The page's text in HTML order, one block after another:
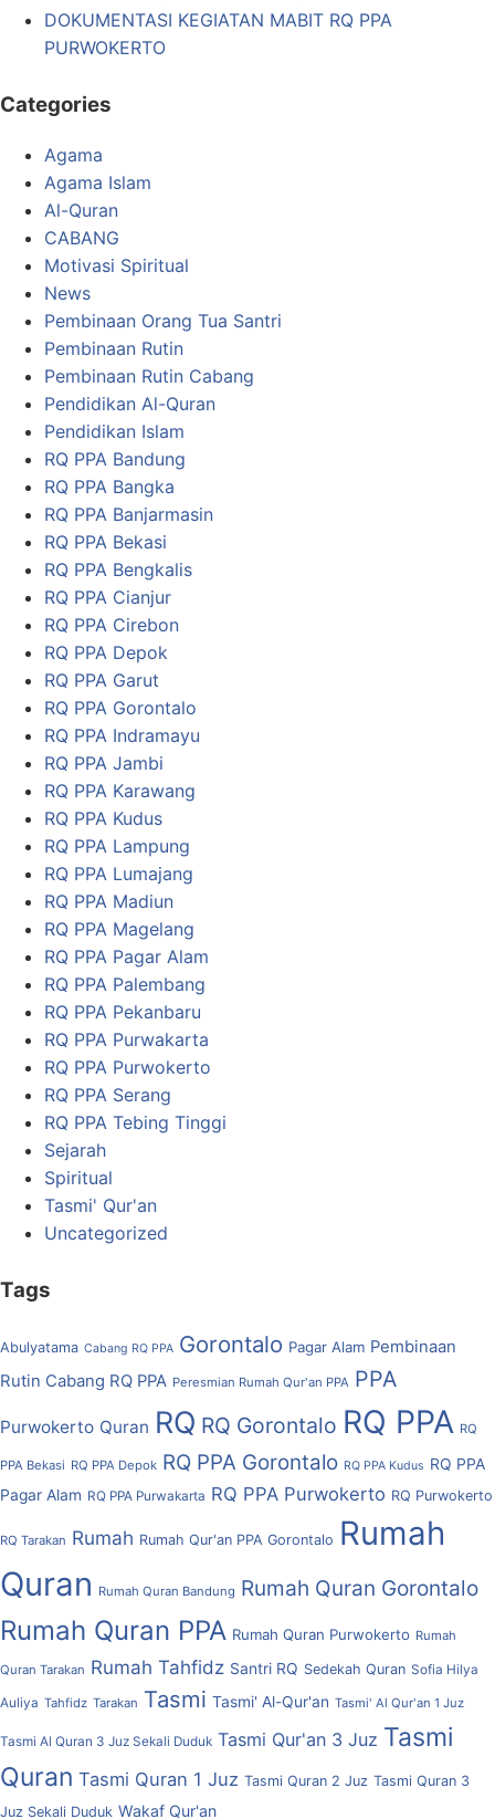
DOKUMENTASI KEGIATAN MABIT RQ PPA
PURWOKERTO
Categories
Agama
Agama Islam
Al-Quran
CABANG
Motivasi Spiritual
News
Pembinaan Orang Tua Santri
Pembinaan Rutin
Pembinaan Rutin Cabang
Pendidikan Al-Quran
Pendidikan Islam
RQ PPA Bandung
RQ PPA Bangka
RQ PPA Banjarmasin
RQ PPA Bekasi
RQ PPA Bengkalis
RQ PPA Cianjur
RQ PPA Cirebon
RQ PPA Depok
RQ PPA Garut
RQ PPA Gorontalo
RQ PPA Indramayu
RQ PPA Jambi
RQ PPA Karawang
RQ PPA Kudus
RQ PPA Lampung
RQ PPA Lumajang
RQ PPA Madiun
RQ PPA Magelang
RQ PPA Pagar Alam
RQ PPA Palembang
RQ PPA Pekanbaru
RQ PPA Purwakarta
RQ PPA Purwokerto
RQ PPA Serang
RQ PPA Tebing Tinggi
Sejarah
Spiritual
Tasmi' Qur'an
Uncategorized
Tags
Abulyatama Cabang RQ PPA Gorontalo Pagar Alam Pembinaan
Rutin Cabang RQ PPA Peresmian Rumah Qur'an PPA PPA
Purwokerto Quran RQ RQ Gorontalo RQ PPA RQ
PPA Bekasi RQ PPA Depok RQ PPA Gorontalo RQ PPA Kudus RQ PPA
Pagar Alam RQ PPA Purwakarta RQ PPA Purwokerto RQ Purwokerto
RQ Tarakan Rumah Rumah Qur'an PPA Gorontalo Rumah
Quran Rumah Quran Bandung Rumah Quran Gorontalo
Rumah Quran PPA Rumah Quran Purwokerto Rumah
Quran Tarakan Rumah Tahfidz Santri RQ Sedekah Quran Sofia Hilya
Auliya Tahfidz Tarakan Tasmi Tasmi' Al-Qur'an Tasmi' Al Qur'an 1 Juz
Tasmi Al Quran 3 Juz Sekali Duduk Tasmi Qur'an 3 Juz Tasmi
Quran Tasmi Quran 1 Juz Tasmi Quran 2 Juz Tasmi Quran 3
Juz Sekali Duduk Wakaf Qur'an